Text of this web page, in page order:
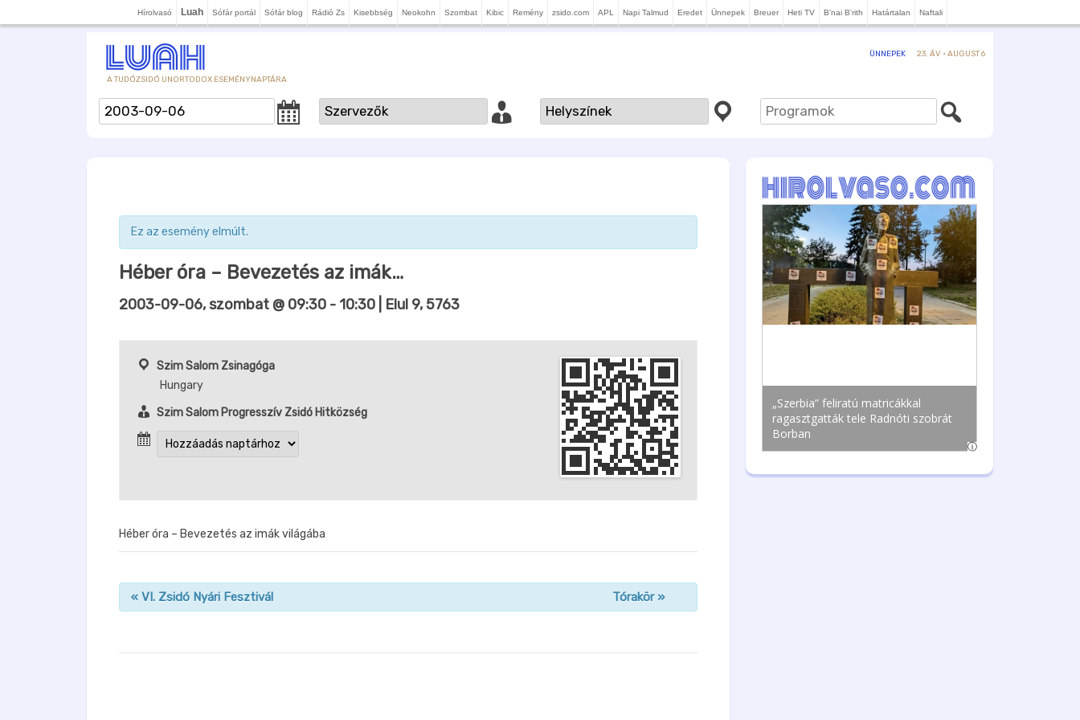
Hírolvasó Luah Sófár portál Sófár blog Rádió Zs Kisebbség Neokohn Szombat Kibic Remény zsido.com APL Napi Talmud Eredet Ünnepek Breuer Heti TV B'nai B'rith Határtalan Naftali
A TUDÓZSIDÓ UNORTODOX ESEMÉNYNAPTÁRA
ÜNNEPEK 23. ÁV · AUGUST 6
Ez az esemény elmúlt.
Héber óra – Bevezetés az imák…
2003-09-06, szombat @ 09:30 - 10:30 | Elul 9, 5763
Szim Salom Zsinagóga
Hungary
Szim Salom Progresszív Zsidó Hitközség
Héber óra – Bevezetés az imák világába
n
« VI. Zsidó Nyári Fesztivál Tórakör »